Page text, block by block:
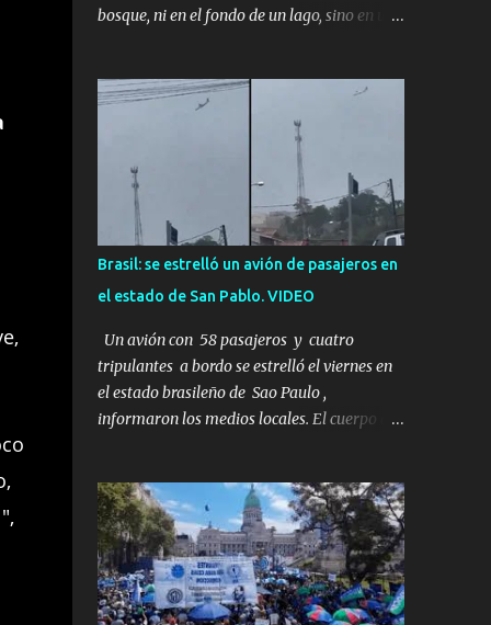
bosque, ni en el fondo de un lago, sino en una
querido. Parece que simplemente te has
quedado dormido, pero estás muerto, con los
huesos de las piernas rotos. Esta no es una
historia de monstruos de película. Esta es la
historia real de Sarah y Andrew. Es la
historia de cómo un viaje de tres días al
desierto se convirtió en un misterio de ocho
años, cuya respuesta resultó ser más
aterradora de lo que nadie podría haber
imaginado. Esta historia comenzó en 2011.
Sarah y Andrew eran una pareja normal de
Colorado. Ella tenía 26 años. Él, 28. No eran
aficionados a los deportes extremos ni
querían pasar un fin de semana lejos de la
ciudad. Su plan era de lo más sencillo. Tomar
su viejo pero confiable auto, con...
Brasil: se estrelló un avión de pasajeros en
el estado de San Pablo. VIDEO
Un avión con 58 pasajeros y cuatro
tripulantes a bordo se estrelló el viernes en
el estado brasileño de Sao Paulo ,
informaron los medios locales. El cuerpo de
medio local G1, en el complejo residencial
Recanto Florido. video; La cadena de
televisión brasileña GloboNews mostró
imágenes de una gran zona en llamas y
humo saliendo de un aparente fuselaje del